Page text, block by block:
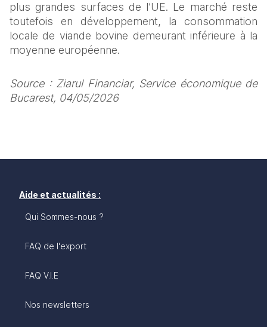
plus grandes surfaces de l’UE. Le marché reste
toutefois en développement, la consommation
locale de viande bovine demeurant inférieure à la
moyenne européenne.
Source : Ziarul Financiar, Service économique de
Bucarest, 04/05/2026
Aide et actualités :
Qui Sommes-nous ?
FAQ de l'export
FAQ V.I.E
Nos newsletters